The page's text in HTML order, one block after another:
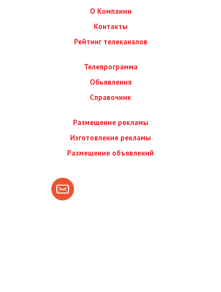
О Компании
Контакты
Рейтинг телеканалов
Телепрограмма
Обьявления
Справочник
Размещение рекламы
Изготовление рекламы
Размещение объявлений